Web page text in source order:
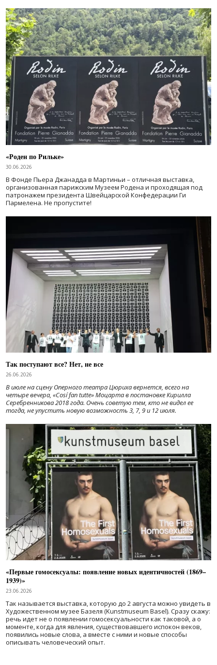
«Роден по Рильке»
30.06.2026
В Фонде Пьера Джанадда в Мартиньи – отличная выставка,
организованная парижским Музеем Родена и проходящая под
патронажем президента Швейцарской Конфедерации Ги
Пармелена. Не пропустите!
Так поступают все? Нет, не все
26.06.2026
В июле на сцену Оперного театра Цюриха вернется, всего на
четыре вечера, «Cosí fan tutte» Моцарта в постановке Кирилла
Серебренникова 2018 года. Очень советую тем, кто не видел ее
тогда, не упустить новую возможность 3, 7, 9 и 12 июля.
«Первые гомосексуалы: появление новых идентичностей (1869–
1939)»
23.06.2026
Так называется выставка, которую до 2 августа можно увидеть в
Художественном музее Базеля (Kunstmuseum Basel). Сразу скажу:
речь идет не о появлении гомосексуальности как таковой, а о
моменте, когда для явления, существовавшего испокон веков,
появились новые слова, а вместе с ними и новые способы
описывать человеческий опыт.